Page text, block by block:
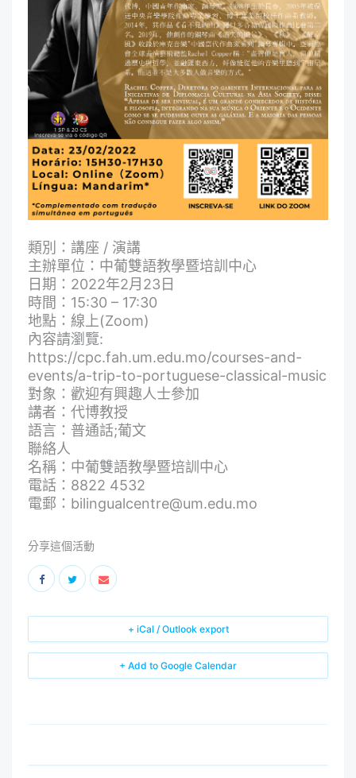
類別：講座 / 演講
主辦單位：中葡雙語教學暨培訓中心
日期：2022年2月23日
時間：15:30 – 17:30
地點：線上(Zoom)
內容請瀏覽:
https://cpc.fah.um.edu.mo/courses-and-
events/a-trip-to-portuguese-classical-music
對象：歡迎有興趣人士參加
講者：代博教授
語言：普通話;葡文
聯絡人
名稱：中葡雙語教學暨培訓中心
電話：8822 4532
電郵：bilingualcentre@um.edu.mo
分享這個活動
+ Add to Google Calendar
+ iCal / Outlook export